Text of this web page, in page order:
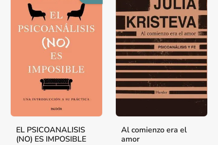
EL PSICOANALISIS
(NO) ES IMPOSIBLE
Al comienzo era el
amor